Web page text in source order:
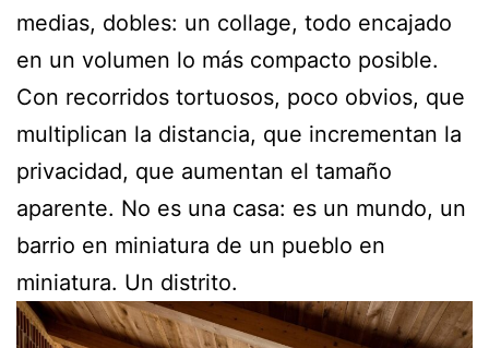
medias, dobles: un collage, todo encajado
en un volumen lo más compacto posible.
Con recorridos tortuosos, poco obvios, que
multiplican la distancia, que incrementan la
privacidad, que aumentan el tamaño
aparente. No es una casa: es un mundo, un
barrio en miniatura de un pueblo en
miniatura. Un distrito.